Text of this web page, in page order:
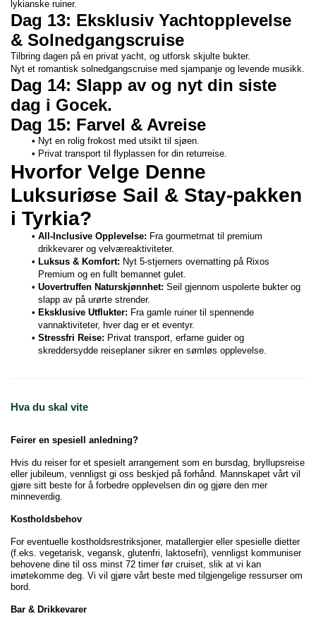
lykianske ruiner.
Dag 13: Eksklusiv Yachtopplevelse
& Solnedgangscruise
Tilbring dagen på en privat yacht, og utforsk skjulte bukter.
Nyt et romantisk solnedgangscruise med sjampanje og levende musikk.
Dag 14: Slapp av og nyt din siste
dag i Gocek.
Dag 15: Farvel & Avreise
Nyt en rolig frokost med utsikt til sjøen.
Privat transport til flyplassen for din returreise.
Hvorfor Velge Denne
Luksuriøse Sail & Stay-pakken
i Tyrkia?
All-Inclusive Opplevelse: Fra gourmetmat til premium
drikkevarer og velværeaktiviteter.
Luksus & Komfort: Nyt 5-stjerners overnatting på Rixos
Premium og en fullt bemannet gulet.
Uovertruffen Naturskjønnhet: Seil gjennom uspolerte bukter og
slapp av på urørte strender.
Eksklusive Utflukter: Fra gamle ruiner til spennende
vannaktiviteter, hver dag er et eventyr.
Stressfri Reise: Privat transport, erfarne guider og
skreddersydde reiseplaner sikrer en sømløs opplevelse.
Hva du skal vite
Feirer en spesiell anledning?
Hvis du reiser for et spesielt arrangement som en bursdag, bryllupsreise
eller jubileum, vennligst gi oss beskjed på forhånd. Mannskapet vårt vil
gjøre sitt beste for å forbedre opplevelsen din og gjøre den mer
minneverdig.
Kostholdsbehov
For eventuelle kostholdsrestriksjoner, matallergier eller spesielle dietter
(f.eks. vegetarisk, vegansk, glutenfri, laktosefri), vennligst kommuniser
behovene dine til oss minst 72 timer før cruiset, slik at vi kan
imøtekomme deg. Vi vil gjøre vårt beste med tilgjengelige ressurser om
bord.
Bar & Drikkevarer